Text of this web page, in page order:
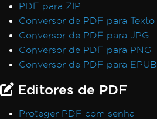
PDF para ZIP
Conversor de PDF para Texto
Conversor de PDF para JPG
Conversor de PDF para PNG
Conversor de PDF para EPUB
Editores de PDF
Proteger PDF com senha